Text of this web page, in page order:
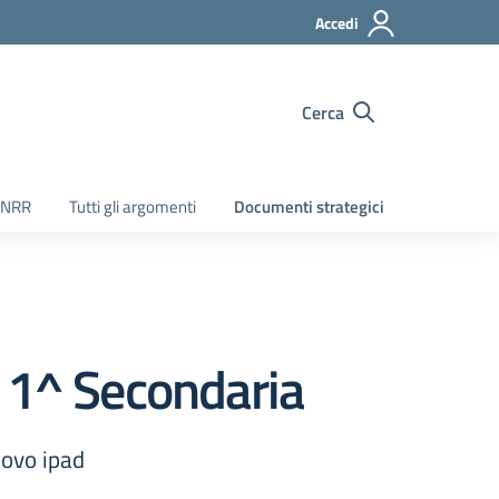
Accedi
Cerca
Tutti gli argomenti Documenti strategici
Secondaria
ipad